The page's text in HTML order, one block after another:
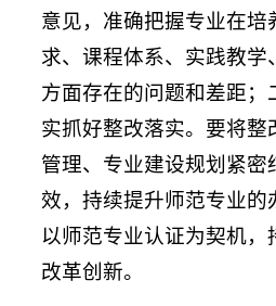
意见，准确把握专业在培
求、课程体系、实践教学
方面存在的问题和差距；
实抓好整改落实。要将整
管理、专业建设规划紧密
效，持续提升师范专业的
以师范专业认证为契机，
改革创新。